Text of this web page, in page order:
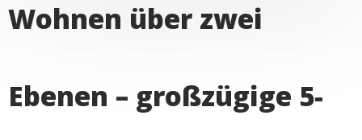
Wohnen über zwei
Ebenen – großzügige 5-